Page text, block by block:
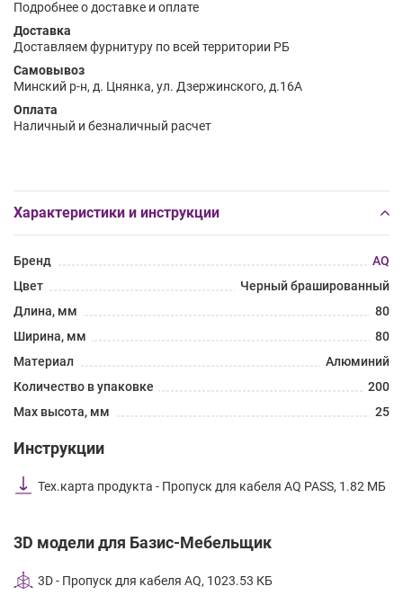
Подробнее о доставке и оплате
Доставка
Доставляем фурнитуру по всей территории РБ
Самовывоз
Минский р-н, д. Цнянка, ул. Дзержинского, д.16А
Оплата
Наличный и безналичный расчет
Характеристики и инструкции
Бренд
AQ
Цвет
Черный брашированный
Длина, мм
80
Ширина, мм
80
Материал
Алюминий
Количество в упаковке
200
Max высота, мм
25
Инструкции
Тех.карта продукта - Пропуск для кабеля AQ PASS, 1.82 МБ
3D модели для Базис-Мебельщик
3D - Пропуск для кабеля AQ, 1023.53 КБ